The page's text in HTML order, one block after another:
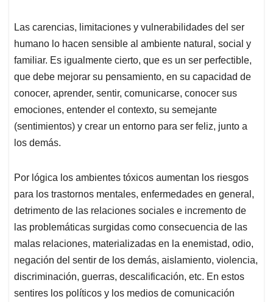
Las carencias, limitaciones y vulnerabilidades del ser
humano lo hacen sensible al ambiente natural, social y
familiar. Es igualmente cierto, que es un ser perfectible,
que debe mejorar su pensamiento, en su capacidad de
conocer, aprender, sentir, comunicarse, conocer sus
emociones, entender el contexto, su semejante
(sentimientos) y crear un entorno para ser feliz, junto a
los demás.
Por lógica los ambientes tóxicos aumentan los riesgos
para los trastornos mentales, enfermedades en general,
detrimento de las relaciones sociales e incremento de
las problemáticas surgidas como consecuencia de las
malas relaciones, materializadas en la enemistad, odio,
negación del sentir de los demás, aislamiento, violencia,
discriminación, guerras, descalificación, etc. En estos
sentires los políticos y los medios de comunicación